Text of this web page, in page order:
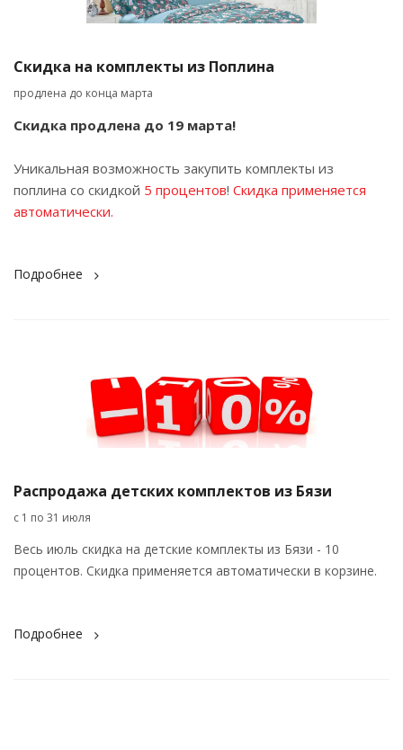
Скидка на комплекты из Поплина
продлена до конца марта
Скидка продлена до 19 марта!
Уникальная возможность закупить комплекты из
поплина со скидкой 5 процентов! Скидка применяется
автоматически.
Подробнее
Распродажа детских комплектов из Бязи
с 1 по 31 июля
Весь июль скидка на детские комплекты из Бязи - 10
процентов. Скидка применяется автоматически в корзине.
Подробнее